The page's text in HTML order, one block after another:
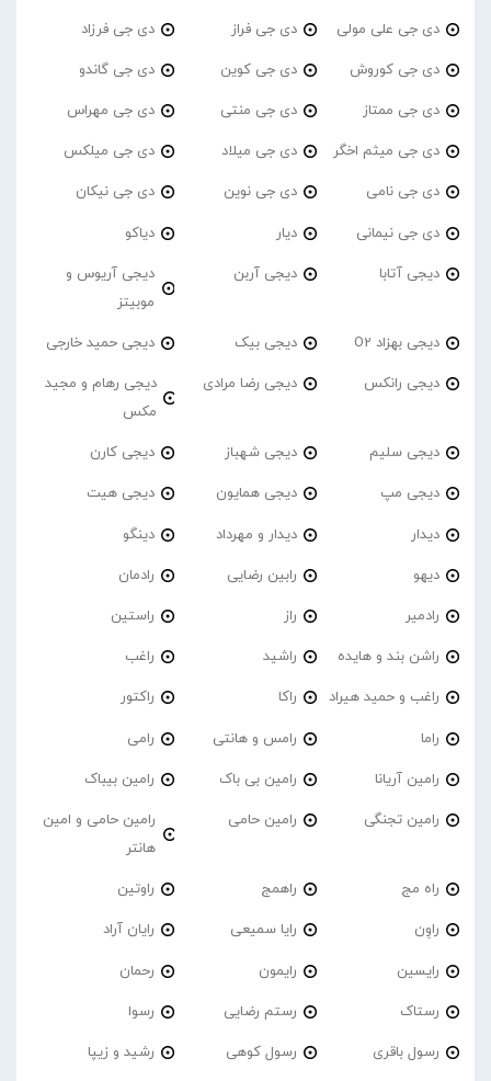
دی جی علی مولی دی جی فراز دی جی فرزاد
دی جی کوروش دی جی کوین دی جی گاندو
دی جی ممتاز دی جی منتی دی جی مهراس
دی جی میثم اخگر دی جی میلاد دی جی میلکس
دی جی نامی دی جی نوین دی جی نیکان
دی جی نیمانی دیار دیاکو
دیجی آتابا دیجی آربن
دیجی آریوس و
موبیتز
دیجی بهزاد O2 دیجی بیک دیجی حمید خارجی
دیجی رانکس دیجی رضا مرادی
دیجی رهام و مجید
مکس
دیجی سلیم دیجی شهباز دیجی کارن
دیجی مپ دیجی همایون دیجی هیت
دیدار دیدار و مهرداد دینگو
دیهو رابین رضایی رادمان
رادمیر راز راستین
راشن بند و هایده راشید راغب
راغب و حمید هیراد راکا راکتور
راما رامس و هانتی رامی
رامین آریانا رامین بی باک رامین بیباک
رامین تجنگی رامین حامی
رامین حامی و امین
هانتر
راه مج راهمج راوتین
راوِن رایا سمیعی رایان آراد
رایسین رایمون رحمان
رستاک رستم رضایی رسوا
رسول باقری رسول کوهی رشید و زیپا